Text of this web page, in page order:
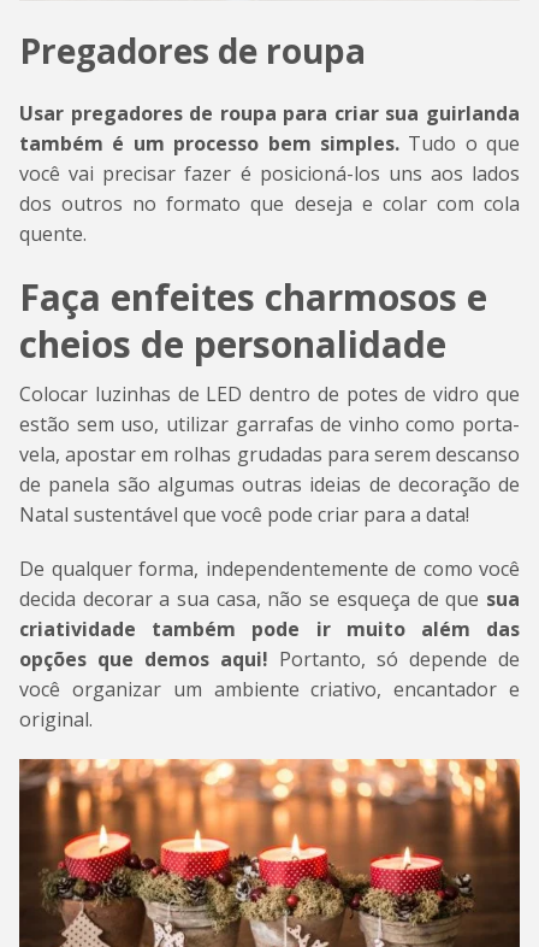
Pregadores de roupa
Usar pregadores de roupa para criar sua guirlanda
também é um processo bem simples.Tudo o que
você vai precisar fazer é posicioná-los uns aos lados
dos outros no formato que deseja e colar com cola
quente.
Faça enfeites charmosos e
cheios de personalidade
Colocar luzinhas de LED dentro de potes de vidro que
estão sem uso, utilizar garrafas de vinho como porta-
vela, apostar em rolhas grudadas para serem descanso
de panela são algumas outras ideias de decoração de
Natal sustentável que você pode criar para a data!
De qualquer forma, independentemente de como você
decida decorar a sua casa, não se esqueça de que sua
criatividade também pode ir muito além das
opções que demos aqui! Portanto, só depende de
você organizar um ambiente criativo, encantador e
original.